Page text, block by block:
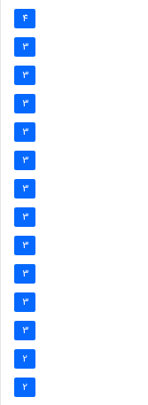
4
3
3
3
3
3
3
3
3
3
3
3
2
2